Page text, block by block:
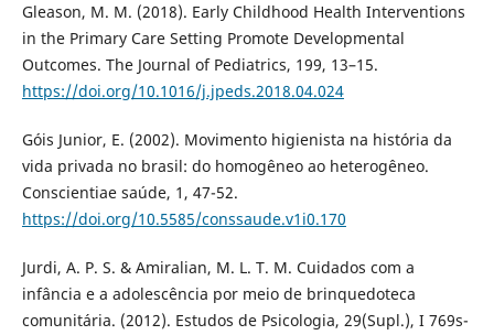
Gleason, M. M. (2018). Early Childhood Health Interventions
in the Primary Care Setting Promote Developmental
Outcomes. The Journal of Pediatrics, 199, 13–15.
https://doi.org/10.1016/j.jpeds.2018.04.024
Góis Junior, E. (2002). Movimento higienista na história da
vida privada no brasil: do homogêneo ao heterogêneo.
Conscientiae saúde, 1, 47-52.
https://doi.org/10.5585/conssaude.v1i0.170
Jurdi, A. P. S. & Amiralian, M. L. T. M. Cuidados com a
infância e a adolescência por meio de brinquedoteca
comunitária. (2012). Estudos de Psicologia, 29(Supl.), I 769s-